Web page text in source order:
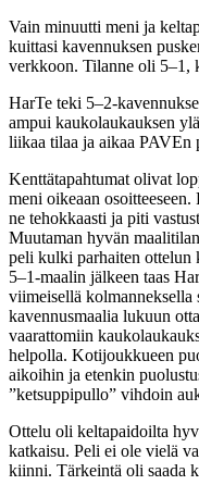
Vain minuutti meni ja
kuittasi kavennuksen
verkkoon. Tilanne oli 5–1,
HarTe teki 5–2-
ampui kaukolaukauksen
liikaa tilaa ja aikaa PAVEn
Kenttätapahtumat olivat
meni oikeaan
ne tehokkaasti ja piti
Muutaman hyvän
peli kulki parhaiten ottelun
5–1-maalin jälkeen taas
viimeisellä kolmanneksella
kavennusmaalia lukuun
vaarattomiin
helpolla. Kotijoukkueen
aikoihin ja etenkin
”ketsuppipullo” vihdoin
Ottelu oli keltapaidoilta
katkaisu. Peli ei ole vielä
kiinni. Tärkeintä oli saada